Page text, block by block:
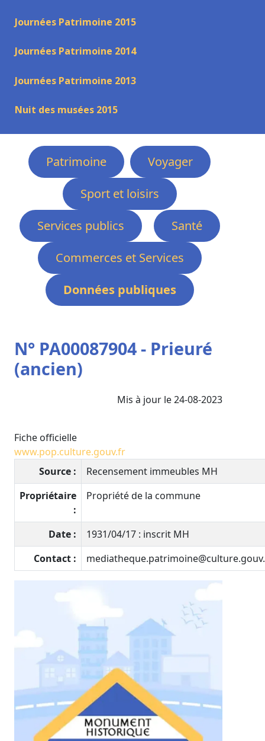
Journées Patrimoine 2015
Journées Patrimoine 2014
Journées Patrimoine 2013
Nuit des musées 2015
Patrimoine
Voyager
Sport et loisirs
Services publics
Santé
Commerces et Services
Données publiques
N° PA00087904 - Prieuré
(ancien)
Mis à jour le 24-08-2023
Fiche officielle
www.pop.culture.gouv.fr
Source :
Recensement immeubles MH
Propriétaire
:
Propriété de la commune
Date :
1931/04/17 : inscrit MH
Contact :